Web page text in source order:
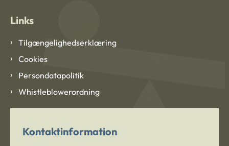
Links
Tilgængelighedserklæring
Cookies
Persondatapolitik
Whistleblowerordning
Kontaktinformation